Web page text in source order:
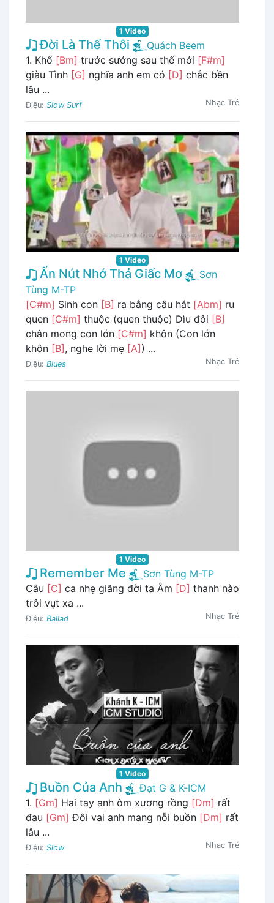
1 Video
Đời Là Thế Thôi
Quách Beem
1. Khổ [Bm] trước sướng sau thế mới [F#m]
giàu Tình [G] nghĩa anh em có [D] chắc bền
lâu ...
Điệu: Slow Surf Nhạc Trẻ
1 Video
Ấn Nút Nhớ Thả Giấc Mơ
Sơn
Tùng M-TP
[C#m] Sinh con [B] ra bằng câu hát [Abm] ru
quen [C#m] thuộc (quen thuộc) Dìu đôi [B]
chân mong con lớn [C#m] khôn (Con lớn
khôn [B] , nghe lời mẹ [A] ) ...
Điệu: Blues Nhạc Trẻ
1 Video
Remember Me
Sơn Tùng M-TP
Câu [C] ca nhẹ giăng đời ta Âm [D] thanh nào
trôi vụt xa ...
Điệu: Ballad Nhạc Trẻ
1 Video
Buồn Của Anh
Đạt G & K-ICM
1. [Gm] Hai tay anh ôm xương rồng [Dm] rất
đau [Gm] Đôi vai anh mang nỗi buồn [Dm] rất
lâu ...
Điệu: Slow Nhạc Trẻ